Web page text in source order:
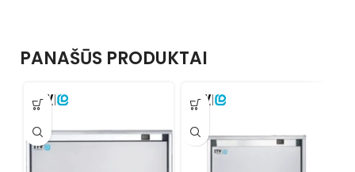
PANAŠŪS PRODUKTAI